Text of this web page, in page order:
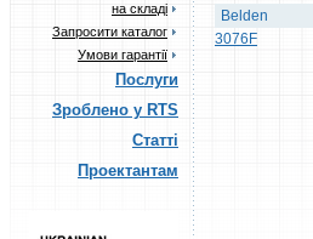
на складі
Запросити каталог
Умови гарантії
Послуги
Зроблено у RTS
Статті
Проектантам
Belden
3076F